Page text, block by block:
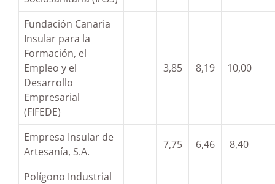
Fundación Canaria
Insular para la
Formación, el
Empleo y el
Desarrollo
Empresarial
(FIFEDE)
3,85 8,19 10,00
Empresa Insular de
Artesanía, S.A.
7,75 6,46 8,40
Polígono Industrial